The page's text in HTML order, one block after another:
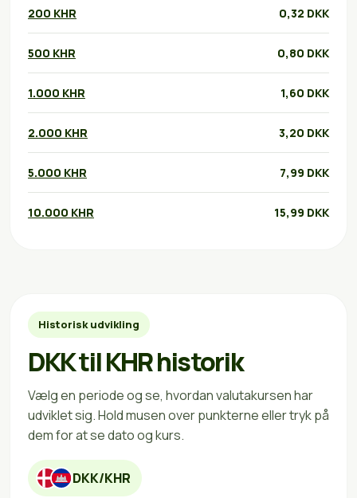
200 KHR 0,32 DKK
500 KHR 0,80 DKK
1.000 KHR 1,60 DKK
2.000 KHR 3,20 DKK
5.000 KHR 7,99 DKK
10.000 KHR 15,99 DKK
Historisk udvikling
DKK til KHR historik
Vælg en periode og se, hvordan valutakursen har
udviklet sig. Hold musen over punkterne eller tryk på
dem for at se dato og kurs.
DKK/KHR